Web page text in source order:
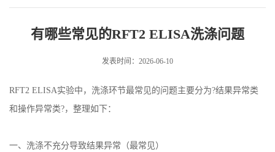
有哪些常见的RFT2 ELISA洗涤问题
发表时间：2026-06-10
RFT2 ELISA实验中，洗涤环节最常见的问题主要分为?结果异常类
和操作异常类?，整理如下：
一、洗涤不充分导致结果异常（最常见）